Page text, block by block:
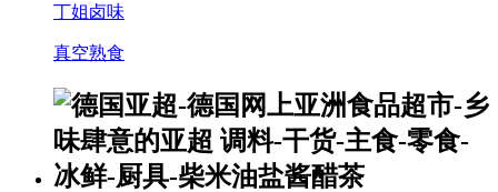
丁姐卤味
真空熟食